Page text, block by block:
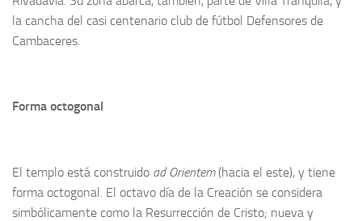
la cancha del casi centenario club de fútbol Defensores de
Cambaceres.
Forma octogonal
El templo está construido ad Orientem(hacia el este), y tiene
forma octogonal. El octavo día de la Creación se considera
simbólicamente como la Resurrección de Cristo; nueva y